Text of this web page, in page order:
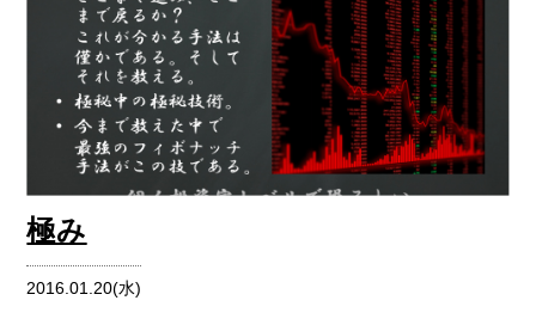
極み
2016.01.20(水)